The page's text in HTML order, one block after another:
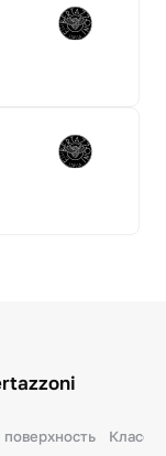
поверхность Класс